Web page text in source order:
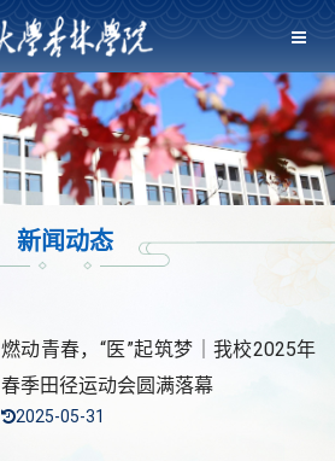
新闻动态
燃动青春，“医”起筑梦｜我校2025年
春季田径运动会圆满落幕
2025-05-31